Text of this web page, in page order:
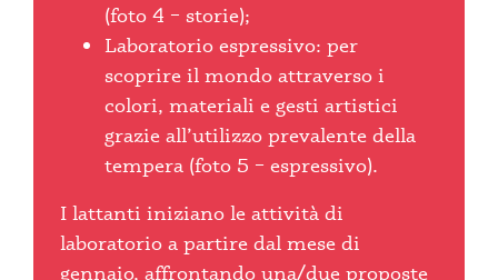
(foto 4 – storie);
Laboratorio espressivo: per
scoprire il mondo attraverso i
colori, materiali e gesti artistici
grazie all’utilizzo prevalente della
tempera (foto 5 – espressivo).
I lattanti iniziano le attività di
laboratorio a partire dal mese di
gennaio, affrontando una/due proposte